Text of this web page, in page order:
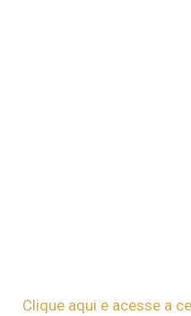
Clique aqui e acesse a